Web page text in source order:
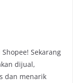
Sekarang
dijual,
dan menarik